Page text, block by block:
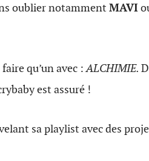
oublier notamment MAVI
qu’un avec :ALCHIMIE.
est assuré !
sa playlist avec des